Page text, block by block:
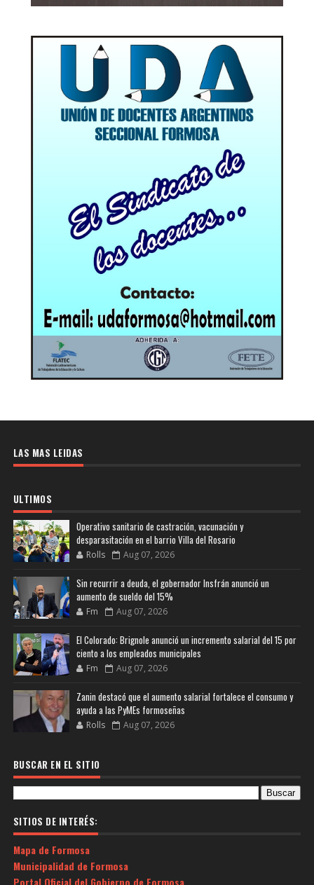
LAS MAS LEIDAS
ULTIMOS
Operativo sanitario de castración, vacunación y
desparasitación en el barrio Villa del Rosario
Rolls Aug 07, 2026
Sin recurrir a deuda, el gobernador Insfrán anunció un
aumento de sueldo del 15%
Fm Aug 07, 2026
El Colorado: Brignole anunció un incremento salarial del 15 por
ciento a los empleados municipales
Fm Aug 07, 2026
Zanin destacó que el aumento salarial fortalece el consumo y
ayuda a las PyMEs formoseñas
Rolls Aug 07, 2026
BUSCAR EN EL SITIO
SITIOS DE INTERÉS:
Mapa de Formosa
Municipalidad de Formosa
Portal Oficial del Gobierno de Formosa